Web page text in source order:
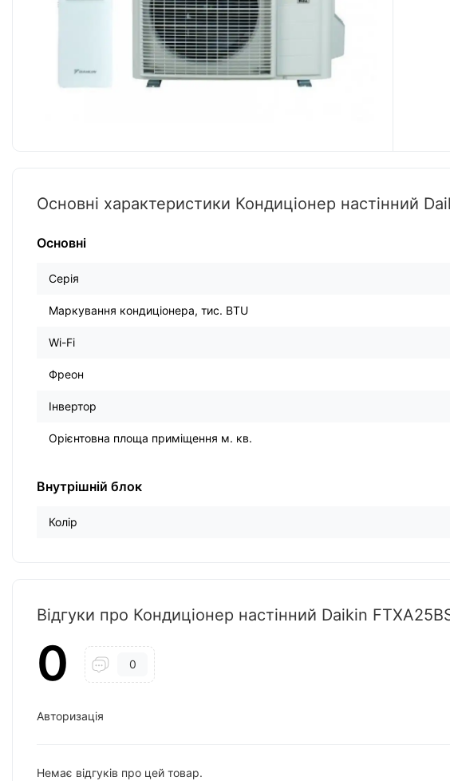
Основні характеристики Кондиціонер настінний
Основні
Серія
Маркування кондиціонера, тис. BTU
Wi-Fi
Фреон
Інвертор
Орієнтовна площа приміщення м. кв.
Внутрішній блок
Колір
Відгуки про Кондиціонер настінний Daikin
0 0
Авторизація
Немає відгуків про цей товар.